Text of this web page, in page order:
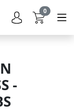
0
-